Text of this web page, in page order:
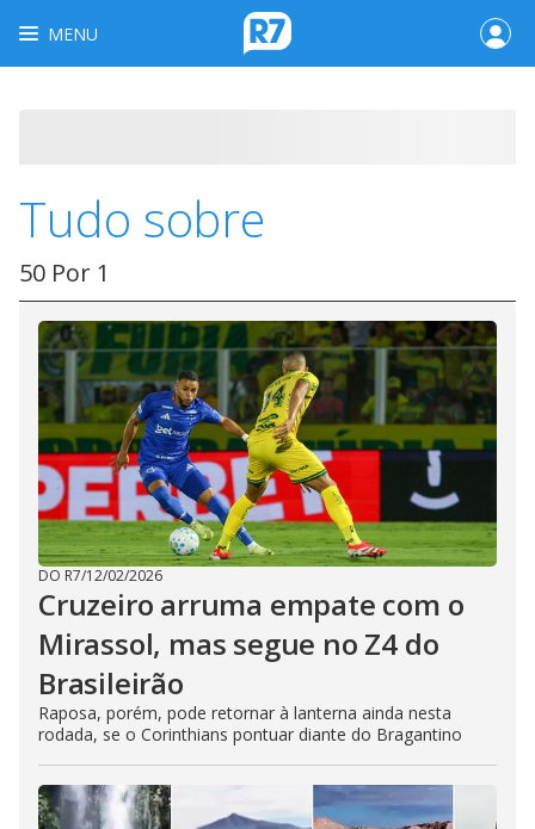
MENU
Tudo sobre
50 Por 1
DO R7/12/02/2026
Cruzeiro arruma empate com o
Mirassol, mas segue no Z4 do
Brasileirão
Raposa, porém, pode retornar à lanterna ainda nesta
rodada, se o Corinthians pontuar diante do Bragantino